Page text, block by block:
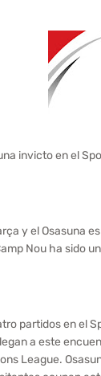
invicto en el
y el Osasuna
Nou ha sido
partidos en el
a este
League.